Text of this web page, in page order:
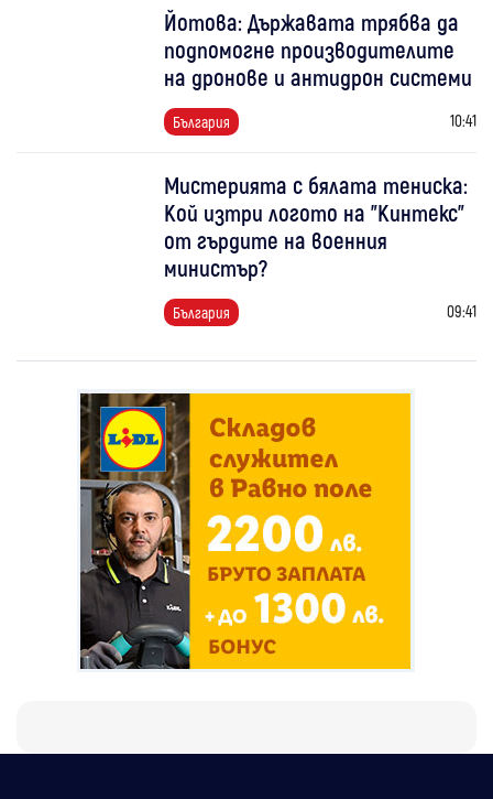
Йотова: Държавата трябва да
подпомогне производителите
на дронове и антидрон системи
България 10:41
Мистерията с бялата тениска:
Кой изтри логото на "Кинтекс"
от гърдите на военния
министър?
България 09:41